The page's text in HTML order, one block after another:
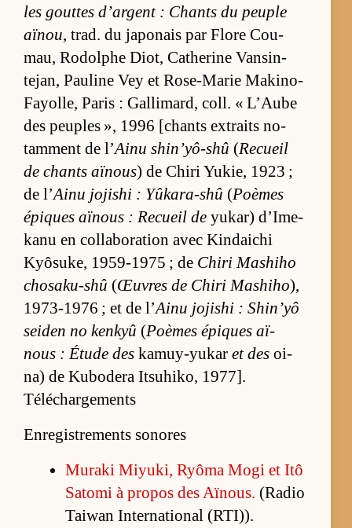
les gouttes d’ar­gent : Chants du peuple
aï­nou, trad. du ja­po­nais par Flore Cou­
mau, Ro­dolphe Diot, Ca­the­rine Van­sin­
tejan, Pau­line Vey et Rose-Ma­rie Ma­ki­no-
Fayol­le, Pa­ris : Gal­li­mard, coll. « L’Aube
des peuples », 1996 [chants ex­traits no­
tam­ment de l’Ainu shin’yô-shû (Re­cueil
de chants aï­nous) de Chiri Yu­kie, 1923 ;
de l’Ainu joji­shi : Yû­ka­ra-shû (Poèmes
épiques aï­nous : Re­cueil de yu­kar) d’Ime­
kanu en col­la­bo­ra­tion avec Kin­dai­chi
Kyô­su­ke, 1959-1975 ; de Chiri Ma­shiho
cho­sa­ku-shû (Œuvres de Chiri Ma­shiho),
1973-1976 ; et de l’Ainu joji­shi : Shin’yô
sei­den no ken­kyû (Poèmes épiques aï­
nous : Étude des ka­muy-yu­kar et des oi­
na) de Ku­bo­dera It­su­hi­ko, 1977].
Téléchargements
Enregistrements sonores
Mu­raki Miyu­ki, Ryôma Mogi et Itô
Sa­tomi à pro­pos des Aï­nous. (Ra­dio
Tai­wan In­ter­na­tio­nal (R­TI)).